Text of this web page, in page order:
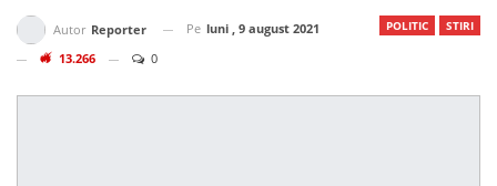
POLITIC STIRI
Autor Reporter Pe luni , 9 august 2021
13.266
0